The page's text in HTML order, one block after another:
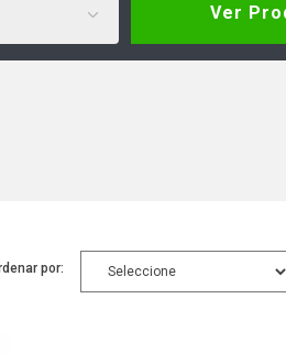
Ver
por: